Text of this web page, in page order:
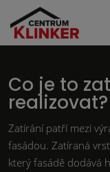
Co je to
realizovat?
Zatírání patří mezi
fasádou. Zatíraná
který fasádě dodává